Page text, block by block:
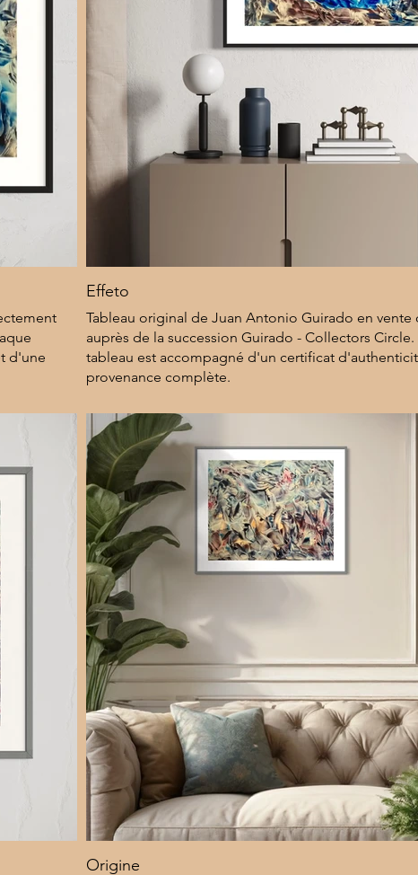
d'une
Effeto
Tableau original de Juan Antonio Guirado en
auprès de la succession Guirado - Collectors
tableau est accompagné d'un certificat
provenance complète.
8 000 $
Origine